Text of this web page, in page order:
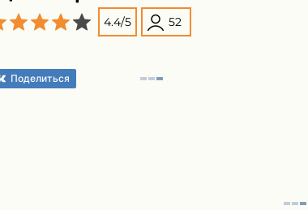
4.4/5 52
Поделиться